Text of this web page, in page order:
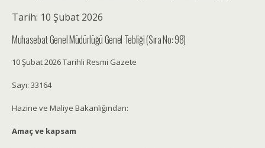
Tarih: 10 Şubat 2026
Muhasebat Genel Müdürlüğü Genel Tebliği (Sıra No: 98)
10 Şubat 2026 Tarihli Resmi Gazete
Sayı: 33164
Hazine ve Maliye Bakanlığından:
Amaç ve kapsam